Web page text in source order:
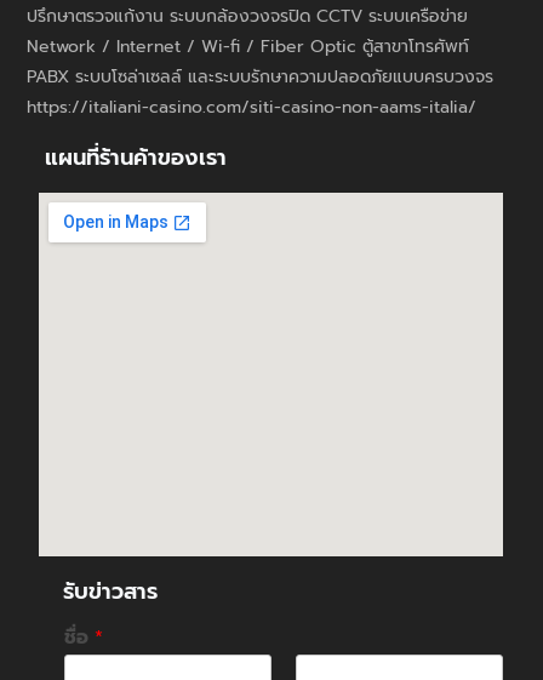
ปรึกษาตรวจแก้งาน ระบบกล้องวงจรปิด CCTV ระบบเครือข่าย
Network / Internet / Wi-fi / Fiber Optic ตู้สาขาโทรศัพท์
PABX ระบบโซล่าเซลล์ และระบบรักษาความปลอดภัยแบบครบวงจร
https://italiani-casino.com/siti-casino-non-aams-italia/
แผนที่ร้านค้าของเรา
รับข่าวสาร
ชื่อ *